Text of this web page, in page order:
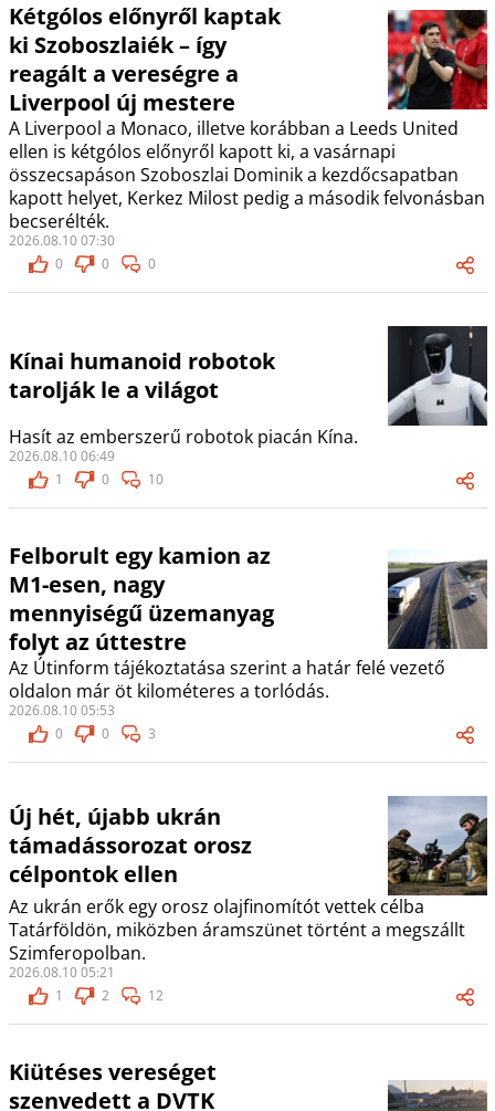
Kétgólos előnyről kaptak
ki Szoboszlaiék – így
reagált a vereségre a
Liverpool új mestere
A Liverpool a Monaco, illetve korábban a Leeds United
ellen is kétgólos előnyről kapott ki, a vasárnapi
összecsapáson Szoboszlai Dominik a kezdőcsapatban
kapott helyet, Kerkez Milost pedig a második felvonásban
becserélték.
2026.08.10 07:30
0
0 0
Kínai humanoid robotok
tarolják le a világot
Hasít az emberszerű robotok piacán Kína.
2026.08.10 06:49
1
0 10
Felborult egy kamion az
M1-esen, nagy
mennyiségű üzemanyag
folyt az úttestre
Az Útinform tájékoztatása szerint a határ felé vezető
oldalon már öt kilométeres a torlódás.
2026.08.10 05:53
0
0 3
Új hét, újabb ukrán
támadássorozat orosz
célpontok ellen
Az ukrán erők egy orosz olajfinomítót vettek célba
Tatárföldön, miközben áramszünet történt a megszállt
Szimferopolban.
2026.08.10 05:21
1
2 12
Kiütéses vereséget
szenvedett a DVTK